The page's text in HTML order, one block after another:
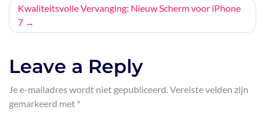
Kwaliteitsvolle Vervanging: Nieuw Scherm voor iPhone
7
Leave a Reply
Je e-mailadres wordt niet gepubliceerd.Vereiste velden zijn
gemarkeerd met *